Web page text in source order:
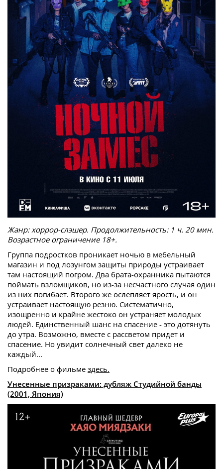
Жанр: хоррор-слэшер. Продолжительность: 1 ч. 20 мин.
Возрастное ограничение 18+.
Группа подростков проникает ночью в мебельный
магазин и под лозунгом защиты природы устраивает
там настоящий погром. Два брата-охранника пытаются
поймать взломщиков, но из-за несчастного случая один
из них погибает. Второго же ослепляет ярость, и он
устраивает настоящую резню. Систематично,
изощренно и крайне жестоко он устраняет молодых
людей. Единственный шанс на спасение - это дотянуть
до утра. Возможно, вместе с рассветом придет и
спасение. Но увидит солнечный свет далеко не
каждый...
Подробнее о фильме здесь.
Унесенные призраками: дубляж Студийной банды
(2001, Япония)